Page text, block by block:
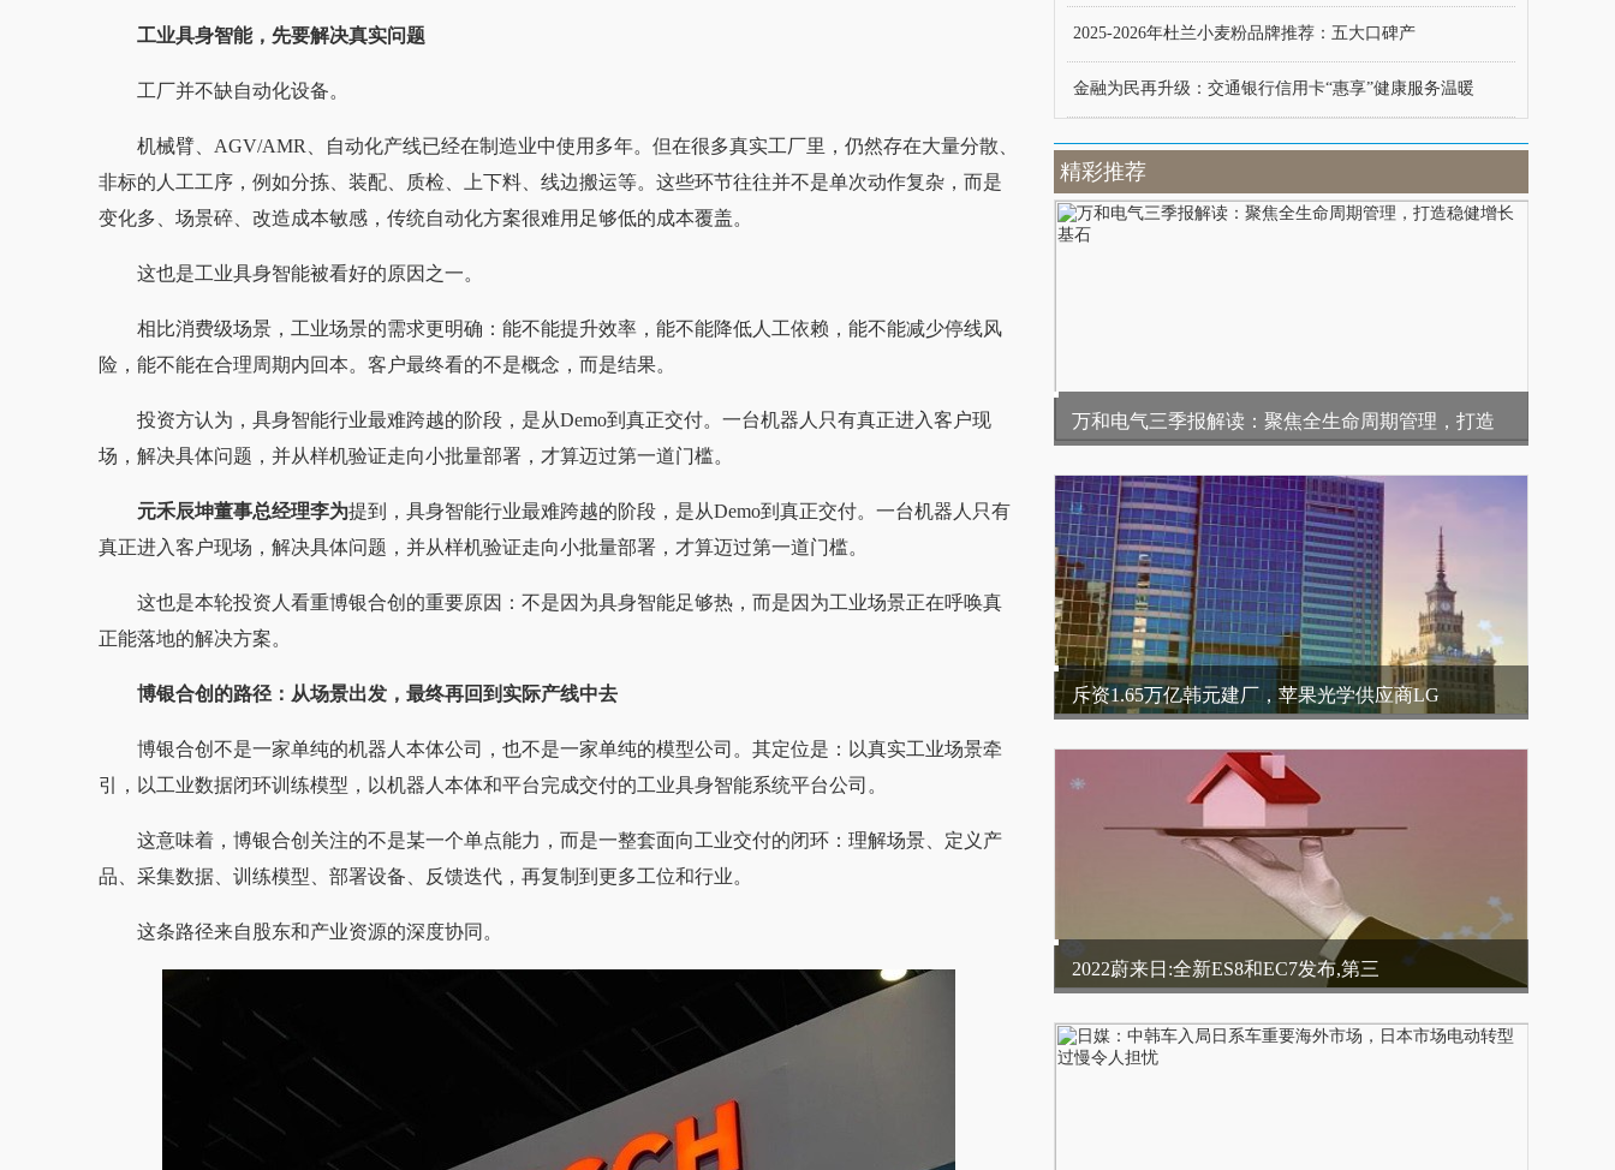
工业具身智能，先要解决真实问题
工厂并不缺自动化设备。
机械臂、AGV/AMR、自动化产线已经在制造业中使用多年。但在很多真实工厂里，仍然存在大量分散、
非标的人工工序，例如分拣、装配、质检、上下料、线边搬运等。这些环节往往并不是单次动作复杂，而是
变化多、场景碎、改造成本敏感，传统自动化方案很难用足够低的成本覆盖。
这也是工业具身智能被看好的原因之一。
相比消费级场景，工业场景的需求更明确：能不能提升效率，能不能降低人工依赖，能不能减少停线风
险，能不能在合理周期内回本。客户最终看的不是概念，而是结果。
投资方认为，具身智能行业最难跨越的阶段，是从Demo到真正交付。一台机器人只有真正进入客户现
场，解决具体问题，并从样机验证走向小批量部署，才算迈过第一道门槛。
元禾辰坤董事总经理李为提到，具身智能行业最难跨越的阶段，是从Demo到真正交付。一台机器人只有
真正进入客户现场，解决具体问题，并从样机验证走向小批量部署，才算迈过第一道门槛。
这也是本轮投资人看重博银合创的重要原因：不是因为具身智能足够热，而是因为工业场景正在呼唤真
正能落地的解决方案。
博银合创的路径：从场景出发，最终再回到实际产线中去
博银合创不是一家单纯的机器人本体公司，也不是一家单纯的模型公司。其定位是：以真实工业场景牵
引，以工业数据闭环训练模型，以机器人本体和平台完成交付的工业具身智能系统平台公司。
这意味着，博银合创关注的不是某一个单点能力，而是一整套面向工业交付的闭环：理解场景、定义产
品、采集数据、训练模型、部署设备、反馈迭代，再复制到更多工位和行业。
这条路径来自股东和产业资源的深度协同。
2025-2026年杜兰小麦粉品牌推荐：五大口碑产
金融为民再升级：交通银行信用卡“惠享”健康服务温暖
精彩推荐
万和电气三季报解读：聚焦全生命周期管理，打造
斥资1.65万亿韩元建厂，苹果光学供应商LG
2022蔚来日:全新ES8和EC7发布,第三